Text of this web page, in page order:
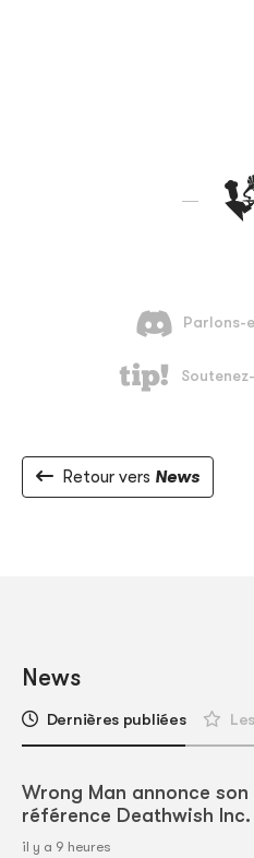
Retour vers News
News
Dernières publiées
Wrong Man annonce
référence Deathwish Inc.
il y a 9 heures